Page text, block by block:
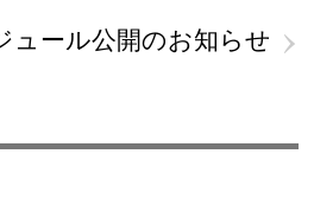
›
ュール公開のお知らせ